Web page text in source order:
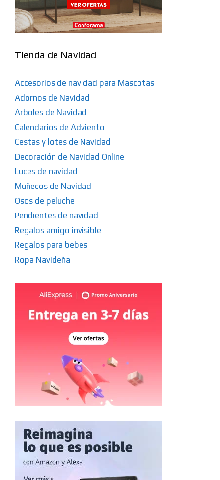
Tienda de Navidad
Accesorios de navidad para Mascotas
Adornos de Navidad
Arboles de Navidad
Calendarios de Adviento
Cestas y lotes de Navidad
Decoración de Navidad Online
Luces de navidad
Muñecos de Navidad
Osos de peluche
Pendientes de navidad
Regalos amigo invisible
Regalos para bebes
Ropa Navideña